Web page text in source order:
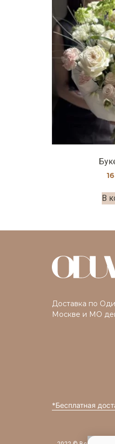
В
Доставка по
Москве и МО
*Бесплатная